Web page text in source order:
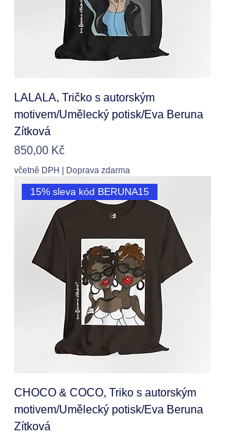
LALALA, Tričko s autorským
motivem/Umělecký potisk/Eva Beruna
Zítková
Cena
850,00 Kč
včetně DPH Doprava zdarma
15% sleva kód BERUNA15
CHOCO & COCO, Triko s autorským
motivem/Umělecký potisk/Eva Beruna
Zítková